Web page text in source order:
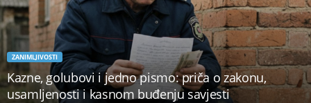
ZANIMLJIVOSTI
Kazne, golubovi i jedno pismo: priča o zakonu,
usamljenosti i kasnom buđenju savjesti